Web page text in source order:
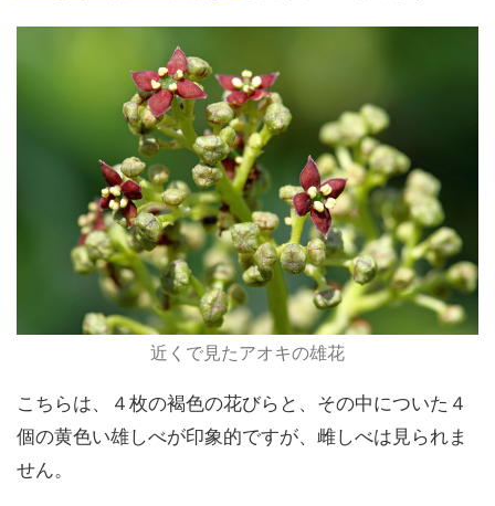
近くで見たアオキの雄花
こちらは、４枚の褐色の花びらと、その中についた４
個の黄色い雄しべが印象的ですが、雌しべは見られま
せん。